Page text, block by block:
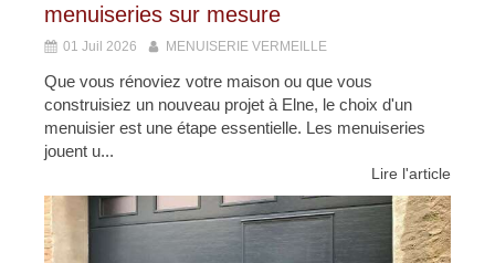
menuiseries sur mesure
01 Juil 2026 MENUISERIE VERMEILLE
Que vous rénoviez votre maison ou que vous
construisiez un nouveau projet à Elne, le choix d'un
menuisier est une étape essentielle. Les menuiseries
jouent u...
Lire l'article